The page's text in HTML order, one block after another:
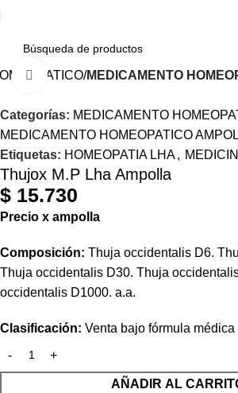
MEDICAMENTO
Haga Click para agrandar
Categorías: MEDICAMENTO
MEDICAMENTO HOMEOPATICO
Etiquetas: HOMEOPATIA LHA,
Thujox M.P Lha Ampolla
$ 15.730
Precio x ampolla
Composición: Thuja occidentalis D6.
Thuja occidentalis D30. Thuja
occidentalis D1000. a.a.
Clasificación: Venta bajo fórmula médica
AÑADIR AL